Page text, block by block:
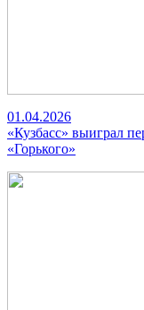
01.04.2026
«Кузбасс» выиграл
«Горького»